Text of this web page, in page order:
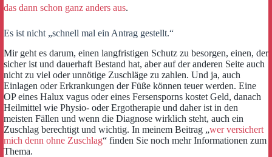
das dann schon ganz anders aus.
Es ist nicht „schnell mal ein Antrag gestellt.“
Mir geht es darum, einen langfristigen Schutz zu besorgen, einen, der
sicher ist und dauerhaft Bestand hat, aber auf der anderen Seite auch
nicht zu viel oder unnötige Zuschläge zu zahlen. Und ja, auch
Einlagen oder Erkrankungen der Füße können teuer werden. Eine
OP eines Halux vagus oder eines Fersensporns kostet Geld, danach
Heilmittel wie Physio- oder Ergotherapie und daher ist in den
meisten Fällen und wenn die Diagnose wirklich steht, auch ein
Zuschlag berechtigt und wichtig. In meinem Beitrag „wer versichert
mich denn ohne Zuschlag“ finden Sie noch mehr Informationen zum
Thema.